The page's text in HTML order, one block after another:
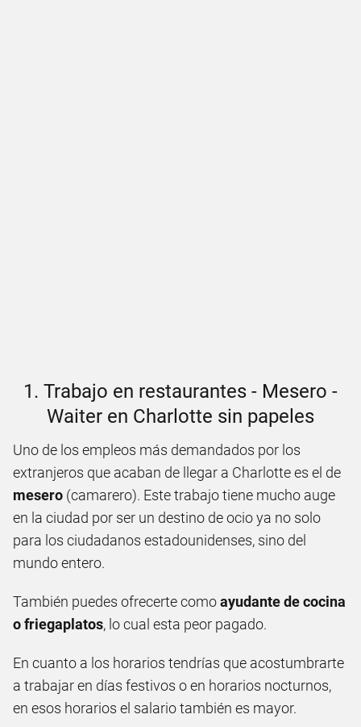
1. Trabajo en restaurantes - Mesero -
Waiter en Charlotte sin papeles
Uno de los empleos más demandados por los
extranjeros que acaban de llegar a Charlotte es el de
mesero (camarero). Este trabajo tiene mucho auge
en la ciudad por ser un destino de ocio ya no solo
para los ciudadanos estadounidenses, sino del
mundo entero.
También puedes ofrecerte comoayudante de cocina
o friegaplatos, lo cual esta peor pagado.
En cuanto a los horarios tendrías que acostumbrarte
a trabajar en días festivos o en horarios nocturnos,
en esos horarios el salario también es mayor.